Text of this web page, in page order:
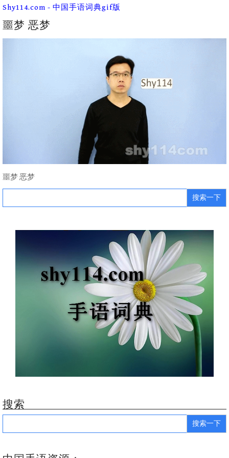
Skip
content
Shy114.com - 中国手语词典gif版
噩梦 恶梦
噩梦 恶梦
Search
搜索
Search